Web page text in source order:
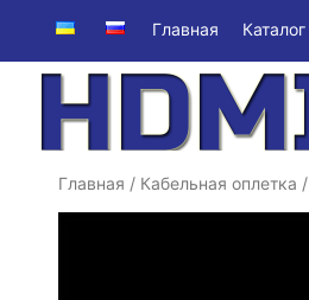
Главная Каталог
Главная / Кабельная оплетка /